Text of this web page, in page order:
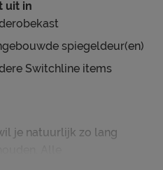
uit in
spiegeldeur(en)
Switchline items
je natuurlijk zo lang
de garantie op de